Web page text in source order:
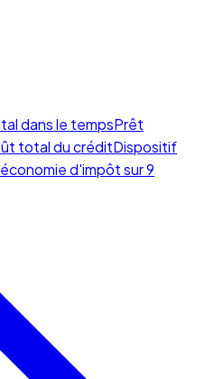
dans le tempsPrêt
total du créditDispositif
d'impôt sur 9